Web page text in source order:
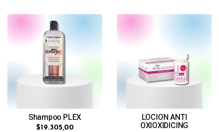
Shampoo PLEX
$19.305,00
LOCION ANTI
OXIOXIDICING